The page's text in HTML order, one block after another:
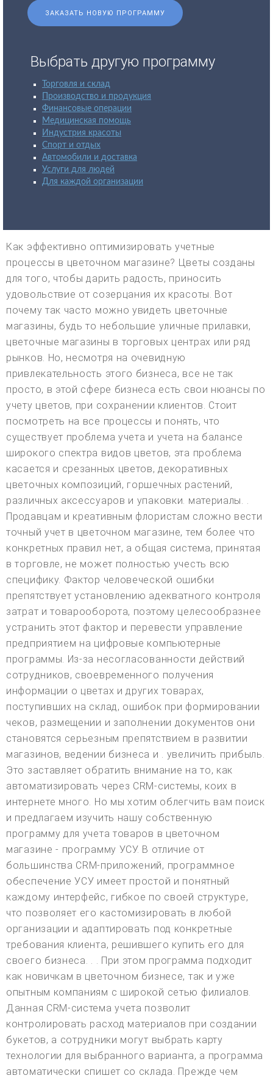
ЗАКАЗАТЬ НОВУЮ ПРОГРАММУ
Выбрать другую программу
Торговля и склад
Производство и продукция
Финансовые операции
Медицинская помощь
Индустрия красоты
Спорт и отдых
Автомобили и доставка
Услуги для людей
Для каждой организации
Как эффективно оптимизировать учетные
процессы в цветочном магазине? Цветы созданы
для того, чтобы дарить радость, приносить
удовольствие от созерцания их красоты. Вот
почему так часто можно увидеть цветочные
магазины, будь то небольшие уличные прилавки,
цветочные магазины в торговых центрах или ряд
рынков. Но, несмотря на очевидную
привлекательность этого бизнеса, все не так
просто, в этой сфере бизнеса есть свои нюансы по
учету цветов, при сохранении клиентов. Стоит
посмотреть на все процессы и понять, что
существует проблема учета и учета на балансе
широкого спектра видов цветов, эта проблема
касается и срезанных цветов, декоративных
цветочных композиций, горшечных растений,
различных аксессуаров и упаковки. материалы. .
Продавцам и креативным флористам сложно вести
точный учет в цветочном магазине, тем более что
конкретных правил нет, а общая система, принятая
в торговле, не может полностью учесть всю
специфику. Фактор человеческой ошибки
препятствует установлению адекватного контроля
затрат и товарооборота, поэтому целесообразнее
устранить этот фактор и перевести управление
предприятием на цифровые компьютерные
программы. Из-за несогласованности действий
сотрудников, своевременного получения
информации о цветах и других товарах,
поступивших на склад, ошибок при формировании
чеков, размещении и заполнении документов они
становятся серьезным препятствием в развитии
магазинов, ведении бизнеса и . увеличить прибыль.
Это заставляет обратить внимание на то, как
автоматизировать через CRM-системы, коих в
интернете много. Но мы хотим облегчить вам поиск
и предлагаем изучить нашу собственную
программу для учета товаров в цветочном
магазине - программу УСУ. В отличие от
большинства CRM-приложений, программное
обеспечение УСУ имеет простой и понятный
каждому интерфейс, гибкое по своей структуре,
что позволяет его кастомизировать в любой
организации и адаптировать под конкретные
требования клиента, решившего купить его для
своего бизнеса. . . При этом программа подходит
как новичкам в цветочном бизнесе, так и уже
опытным компаниям с широкой сетью филиалов.
Данная CRM-система учета позволит
контролировать расход материалов при создании
букетов, а сотрудники могут выбрать карту
технологии для выбранного варианта, а программа
автоматически спишет со склада. Прежде чем